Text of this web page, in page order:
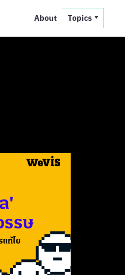
About Topics